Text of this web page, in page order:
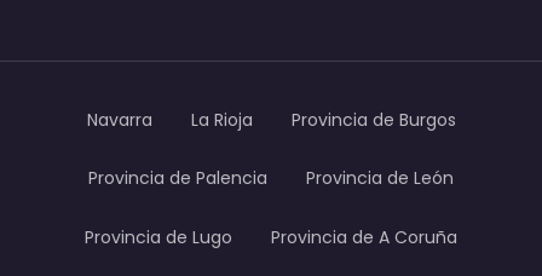
Navarra La Rioja Provincia de Burgos
Provincia de Palencia Provincia de León
Provincia de Lugo Provincia de A Coruña